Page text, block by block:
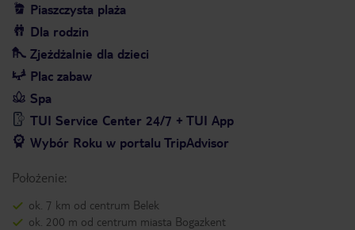
Piaszczysta plaża
Dla rodzin
Zjeżdżalnie dla dzieci
Plac zabaw
Spa
TUI Service Center 24/7 + TUI App
Wybór Roku w portalu TripAdvisor
Położenie:
ok. 7 km od centrum Belek
ok. 200 m od centrum miasta Bogazkent